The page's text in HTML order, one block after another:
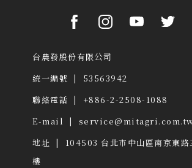
台農發股份有限公司
統一編號 | 53563942
聯絡電話 | +886-2-2508-1088
E-mail |
地址 | 104503 台北市中山區南京東
樓